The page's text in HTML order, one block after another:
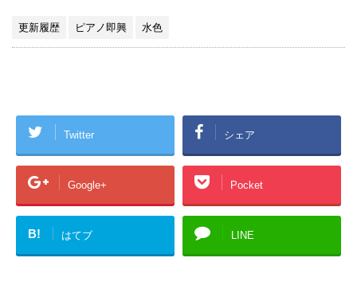
更新履歴 ピアノ即興 水色
Twitter シェア
Google+ Pocket
B! はてブ LINE